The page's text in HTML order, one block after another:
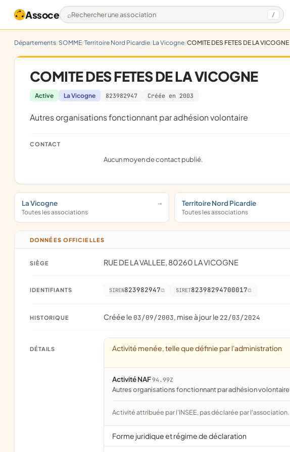
Assoce Rechercher une association /
Départements SOMME Territoire Nord Picardie La Vicogne COMITE DES FETES DE LA VICOGNE
COMITE DES FETES DE LA VICOGNE
Active La Vicogne 823982947 Créée en 2003
Autres organisations fonctionnant par adhésion volontaire
CONTACT
Aucun moyen de contact publié.
La Vicogne
Toutes les associations
Territoire Nord Picardie
Toutes les associations
DONNÉES OFFICIELLES
SIÈGE RUE DE LA VALLEE, 80260 LA VICOGNE
IDENTIFIANTS SIREN823982947 SIRET82398294700017
HISTORIQUE Créée le 03/09/2003, mise à jour le 22/03/2024
DÉTAILS Activité menée, telle que définie par l'administration
Activité NAF94.99Z
Autres organisations fonctionnant par adhésion volontaire
Activité attribuée par l'INSEE, pas déclarée par l'association.
Forme juridique et régime de déclaration